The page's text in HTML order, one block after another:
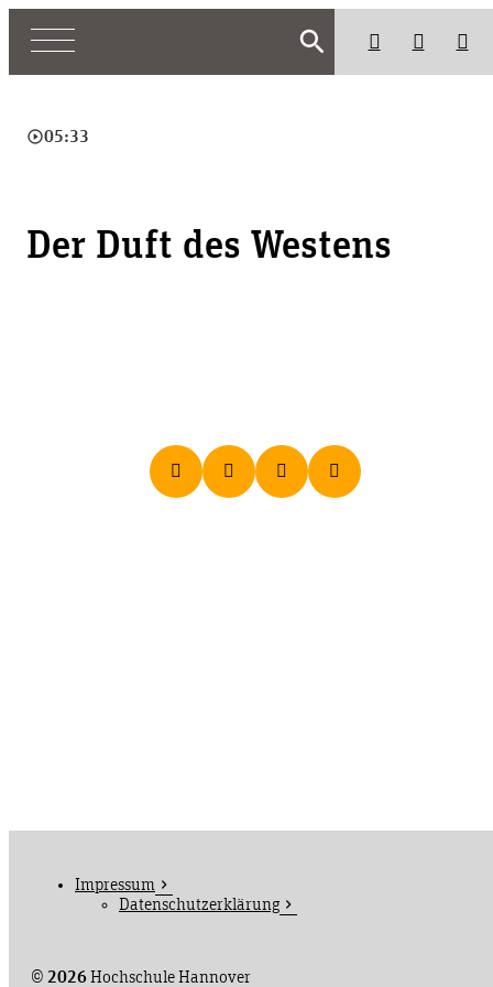
search
play_circle_outline05:33
Der Duft des Westens
© 2026Hochschule Hannover
Impressum
Datenschutzerklärung